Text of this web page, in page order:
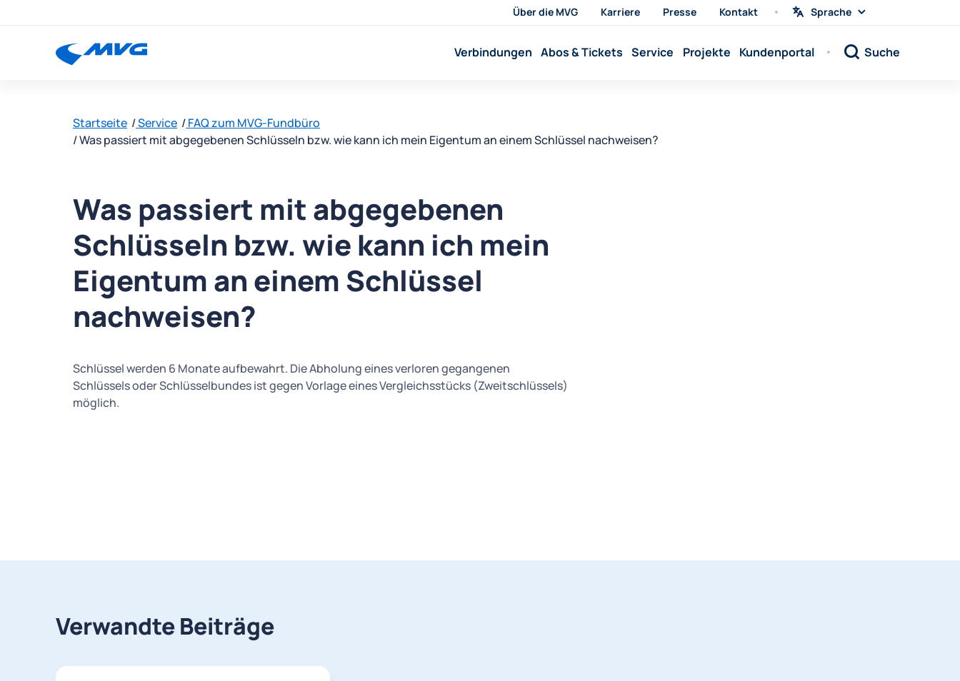
Über die MVG Karriere Presse Kontakt
Sprache
Sprache
Verbindungen Abos & Tickets Service Projekte Kundenportal Suche
Startseite Service
FAQ zum MVG-Fundbüro
Was passiert mit abgegebenen Schlüsseln bzw. wie kann ich mein Eigentum an einem Schlüssel nachweisen?
Was passiert mit abgegebenen
Schlüsseln bzw. wie kann ich mein
Eigentum an einem Schlüssel
nachweisen?
Schlüssel werden 6 Monate aufbewahrt. Die Abholung eines verloren gegangenen
Schlüssels oder Schlüsselbundes ist gegen Vorlage eines Vergleichsstücks (Zweitschlüssels)
möglich.
Verwandte Beiträge